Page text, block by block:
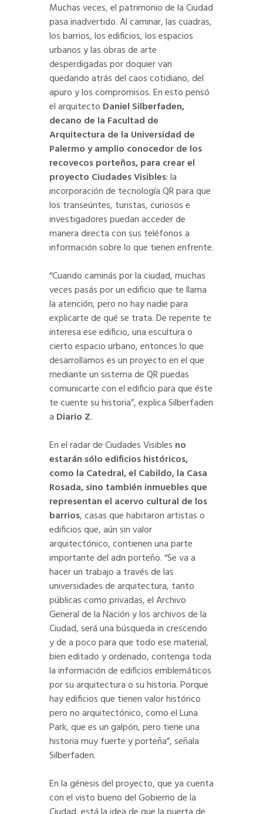
Muchas veces, el patrimonio de la Ciudad
pasa inadvertido. Al caminar, las cuadras,
los barrios, los edificios, los espacios
urbanos y las obras de arte
desperdigadas por doquier van
quedando atrás del caos cotidiano, del
apuro y los compromisos. En esto pensó
el arquitecto Daniel Silberfaden,
decano de la Facultad de
Arquitectura de la Universidad de
Palermo y amplio conocedor de los
recovecos porteños, para crear el
proyecto Ciudades Visibles: la
incorporación de tecnología QR para que
los transeúntes, turistas, curiosos e
investigadores puedan acceder de
manera directa con sus teléfonos a
información sobre lo que tienen enfrente.
“Cuando caminás por la ciudad, muchas
veces pasás por un edificio que te llama
la atención, pero no hay nadie para
explicarte de qué se trata. De repente te
interesa ese edificio, una escultura o
cierto espacio urbano, entonces lo que
desarrollamos es un proyecto en el que
mediante un sistema de QR puedas
comunicarte con el edificio para que éste
te cuente su historia”, explica Silberfaden
a Diario Z.
En el radar de Ciudades Visibles no
estarán sólo edificios históricos,
como la Catedral, el Cabildo, la Casa
Rosada, sino también inmuebles que
representan el acervo cultural de los
barrios, casas que habitaron artistas o
edificios que, aún sin valor
arquitectónico, contienen una parte
importante del adn porteño. “Se va a
hacer un trabajo a través de las
universidades de arquitectura, tanto
públicas como privadas, el Archivo
General de la Nación y los archivos de la
Ciudad, será una búsqueda in crescendo
y de a poco para que todo ese material,
bien editado y ordenado, contenga toda
la información de edificios emblemáticos
por su arquitectura o su historia. Porque
hay edificios que tienen valor histórico
pero no arquitectónico, como el Luna
Park, que es un galpón, pero tiene una
historia muy fuerte y porteña”, señala
Silberfaden.
En la génesis del proyecto, que ya cuenta
con el visto bueno del Gobierno de la